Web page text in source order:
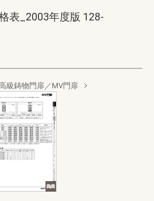
表_2003年度版 128-
鋳物門扉／MV門扉